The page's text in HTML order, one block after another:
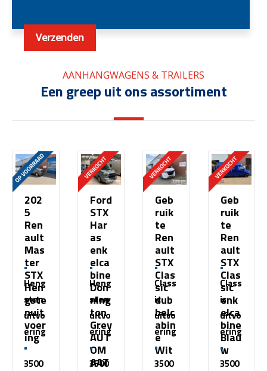
AANHANGWAGENS & TRAILERS
Een greep uit ons assortiment
202
5
Ren
ault
Mas
ter
STX
Hen
gste
nuit
voer
ing
Heng
sten
uitvo
ering
3500
Ford
STX
Har
as
enk
elca
bine
Don
ning
ton
Grey
AUT
OM
AAT
Heng
sten
uitvo
ering
3500
Geb
ruik
te
Ren
ault
STX
Clas
sic
dub
belc
abin
e
Wit
Class
ic
uitvo
ering
3500
Geb
ruik
te
Ren
ault
STX
Clas
sic
enk
elca
bine
Blau
w
Class
ic
uitvo
ering
3500